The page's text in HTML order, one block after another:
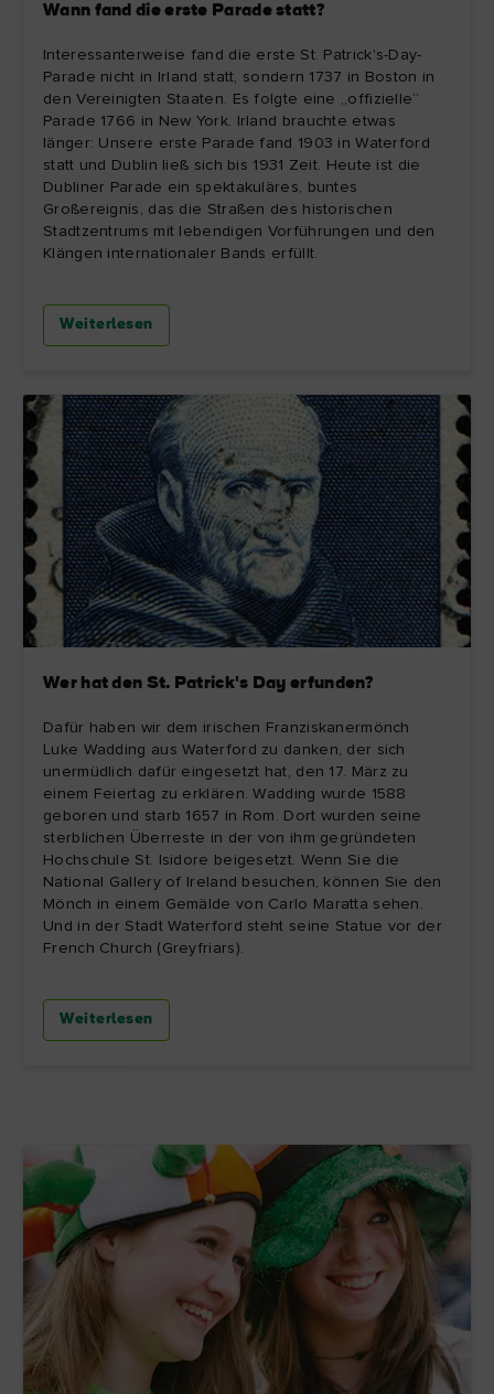
Wann fand die erste Parade statt?
Interessanterweise fand die erste St. Patrick's-Day-
Parade nicht in Irland statt, sondern 1737 in Boston in
den Vereinigten Staaten. Es folgte eine „offizielle“
Parade 1766 in New York. Irland brauchte etwas
länger: Unsere erste Parade fand 1903 in Waterford
statt und Dublin ließ sich bis 1931 Zeit. Heute ist die
Dubliner Parade ein spektakuläres, buntes
Großereignis, das die Straßen des historischen
Stadtzentrums mit lebendigen Vorführungen und den
Klängen internationaler Bands erfüllt.
Weiterlesen
Wer hat den St. Patrick's Day erfunden?
Dafür haben wir dem irischen Franziskanermönch
Luke Wadding aus Waterford zu danken, der sich
unermüdlich dafür eingesetzt hat, den 17. März zu
einem Feiertag zu erklären. Wadding wurde 1588
geboren und starb 1657 in Rom. Dort wurden seine
sterblichen Überreste in der von ihm gegründeten
Hochschule St. Isidore beigesetzt. Wenn Sie die
National Gallery of Ireland besuchen, können Sie den
Mönch in einem Gemälde von Carlo Maratta sehen.
Und in der Stadt Waterford steht seine Statue vor der
French Church (Greyfriars).
Weiterlesen